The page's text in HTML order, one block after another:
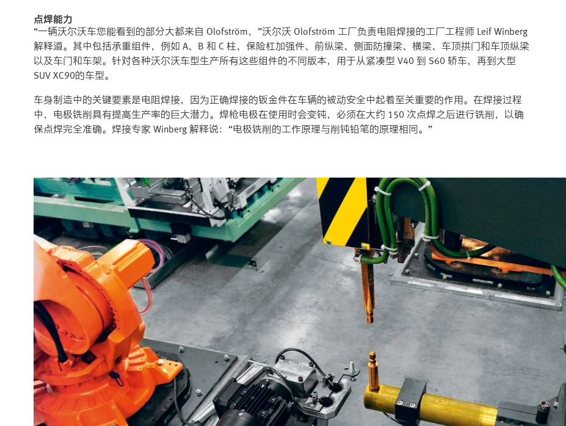
点焊能力
“一辆沃尔沃车您能看到的部分大都来自 Olofström，”沃尔沃 Olofström 工厂负责电阻焊接的工厂工程师 Leif Winberg
解释道。其中包括承重组件，例如 A、B 和 C 柱、保险杠加强件、前纵梁、侧面防撞梁、横梁、车顶拱门和车顶纵梁
以及车门和车架。针对各种沃尔沃车型生产所有这些组件的不同版本，用于从紧凑型 V40 到 S60 轿车，再到大型
SUV XC90的车型。
车身制造中的关键要素是电阻焊接，因为正确焊接的钣金件在车辆的被动安全中起着至关重要的作用。在焊接过程
中，电极铣削具有提高生产率的巨大潜力。焊枪电极在使用时会变钝，必须在大约 150 次点焊之后进行铣削，以确
保点焊完全准确。焊接专家 Winberg 解释说：“电极铣削的工作原理与削钝铅笔的原理相同。”